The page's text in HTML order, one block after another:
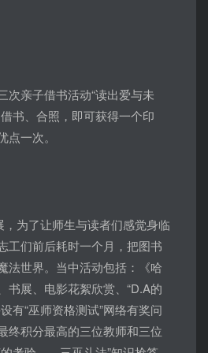
次亲子借书活动“读出爱与未
书、合照，即可获得一个印
一次。
，为了让师生与读者们感觉身临
工们前后耗时一个月，把图书
法世界。当中活动包括：《哈
书展、电影花絮欣赏、“D.A的
有“巫师资格测试”网络有奖问
终积分最高的三位教师和三位